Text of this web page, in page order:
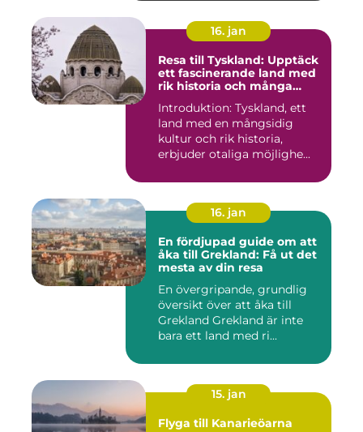
16. jan
Resa till Tyskland: Upptäck
ett fascinerande land med
rik historia och många
Introduktion: Tyskland, ett
land med en mångsidig
kultur och rik historia,
erbjuder otaliga möjlighe...
16. jan
En fördjupad guide om att
åka till Grekland: Få ut det
mesta av din resa
En övergripande, grundlig
översikt över att åka till
Grekland Grekland är inte
bara ett land med ri...
15. jan
Flyga till Kanarieöarna